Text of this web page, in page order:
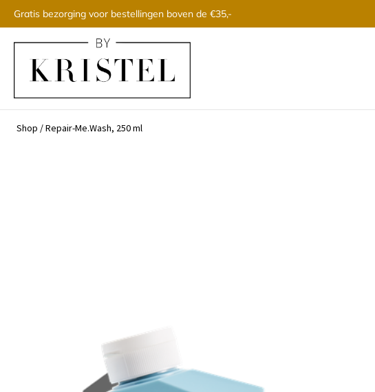
Gratis bezorging voor bestellingen boven de €35,-
Shop /Repair-Me.Wash, 250 ml